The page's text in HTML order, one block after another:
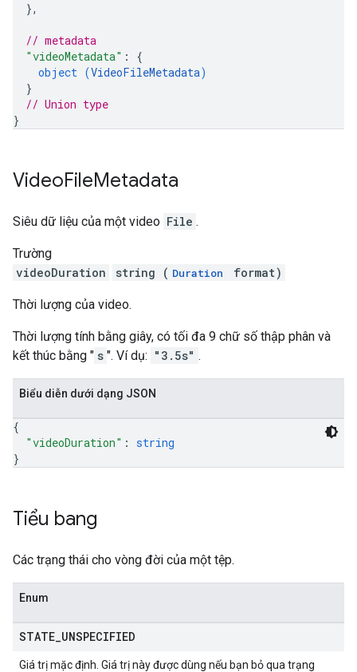
},
// metadata
"videoMetadata" : {
object (VideoFileMetadata)
}
// Union type
}
VideoFileMetadata
Siêu dữ liệu của một video File .
Trường
videoDuration
string ( Duration format)
Thời lượng của video.
Thời lượng tính bằng giây, có tối đa 9 chữ số thập phân và
kết thúc bằng " s ". Ví dụ: "3.5s" .
Biểu diễn dưới dạng JSON
{
"videoDuration" : string
}
Tiểu bang
Các trạng thái cho vòng đời của một tệp.
Enum
STATE UNSPECIFIED
Giá trị mặc định. Giá trị này được dùng nếu bạn bỏ qua trạng